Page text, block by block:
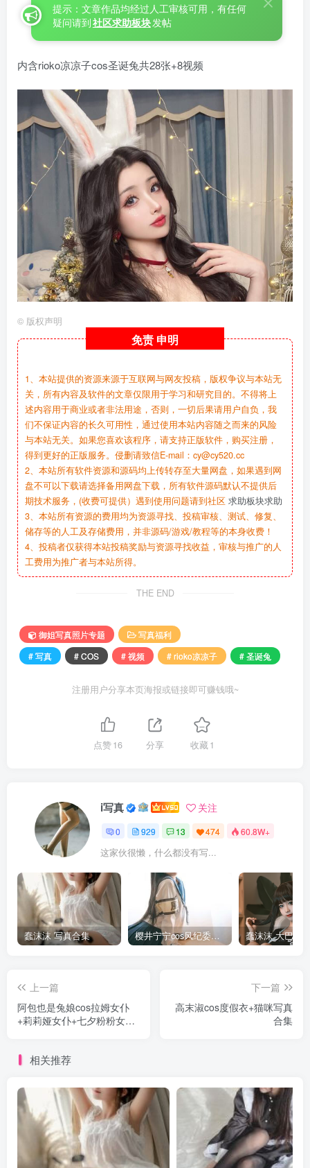
提示：文章作品均经过人工审核可用，有任何
疑问请到社区求助板块发帖
内含rioko凉凉子cos圣诞兔共28张+8视频
© 版权声明
免责 申明
1、本站提供的资源来源于互联网与网友投稿，版权争议与本站无
关，所有内容及软件的文章仅限用于学习和研究目的。不得将上
述内容用于商业或者非法用途，否则，一切后果请用户自负，我
们不保证内容的长久可用性，通过使用本站内容随之而来的风险
与本站无关。如果您喜欢该程序，请支持正版软件，购买注册，
得到更好的正版服务。侵删请致信E-mail：cy@cy520.cc
2、本站所有软件资源和源码均上传转存至大量网盘，如果遇到网
盘不可以下载请选择备用网盘下载，所有软件源码默认不提供后
期技术服务，(收费可提供）遇到使用问题请到社区 求助板块求助
3、本站所有资源的费用均为资源寻找、投稿审核、测试、修复、
储存等的人工及存储费用，并非源码/游戏/教程等的本身收费！
4、投稿者仅获得本站投稿奖励与资源寻找收益，审核与推广的人
工费用为推广者与本站所得。
THE END
御姐写真照片专题
写真福利
# 写真
# COS # 视频 # rioko凉凉子 # 圣诞兔
注册用户分享本页海报或链接即可赚钱哦~
点赞16 分享 收藏1
i写真 关注
0 929 13 474 60.8W+
这家伙很懒，什么都没有写...
蠢沫沫 写真合集 樱井宁宁cos风纪委员写真套图
上一篇
阿包也是兔娘cos拉姆女仆
+莉莉娅女仆+七夕粉粉女仆
下一篇
高末淑cos度假衣+猫咪写真
合集
相关推荐